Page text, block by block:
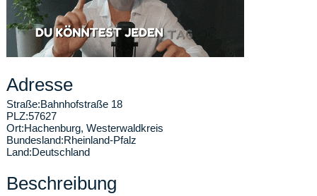
Adresse
Straße:Bahnhofstraße 18
PLZ:57627
Ort:Hachenburg, Westerwaldkreis
Bundesland:Rheinland-Pfalz
Land:Deutschland
Beschreibung